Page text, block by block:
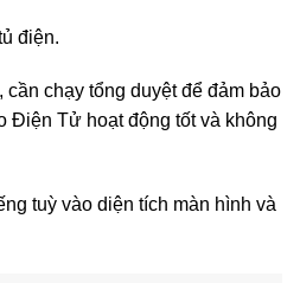
điện.
chạy tổng duyệt để đảm bảo
Điện Tử hoạt động tốt và không
tuỳ vào diện tích màn hình và